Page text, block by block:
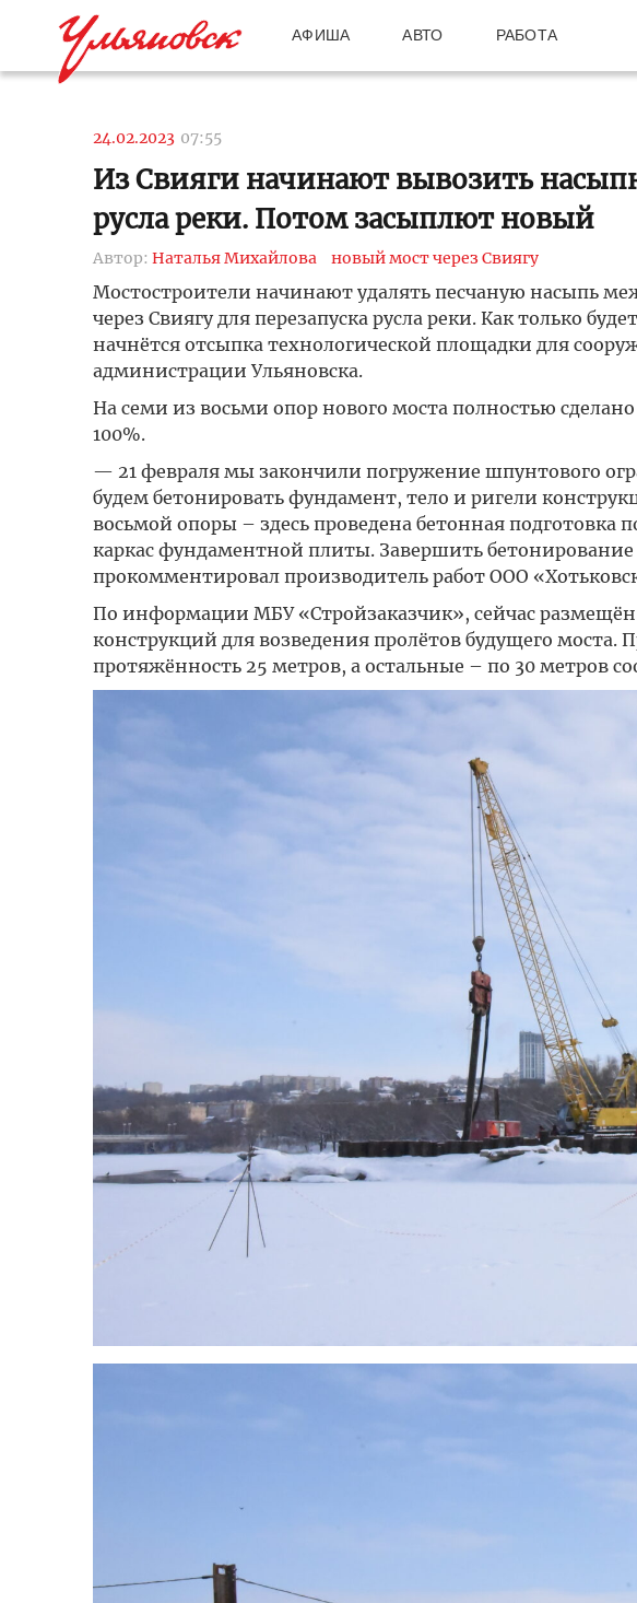
АФИША АВТО РАБОТА
24.02.2023 07:55
Из Свияги начинают вывозить
русла реки. Потом засыплют новый
Автор: Наталья Михайлова новый мост через Свиягу
Мостостроители начинают удалять песчаную насыпь
через Свиягу для перезапуска русла реки. Как только
начнётся отсыпка технологической площадки для
администрации Ульяновска.
На семи из восьми опор нового моста полностью
100%.
— 21 февраля мы закончили погружение шпунтового
будем бетонировать фундамент, тело и ригели
восьмой опоры – здесь проведена бетонная подготовка
каркас фундаментной плиты. Завершить
прокомментировал производитель работ ООО
По информации МБУ «Стройзаказчик», сейчас размещён
конструкций для возведения пролётов будущего
протяжённость 25 метров, а остальные – по 30 метров